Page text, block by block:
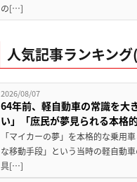
の[…]
人気記事ランキン
2026/08/07
64年前、軽自動車の常識を大
い」「庶民が夢見られる本格
「マイカーの夢」を本格的な乗用
な移動手段」という当時の軽自動
具[…]